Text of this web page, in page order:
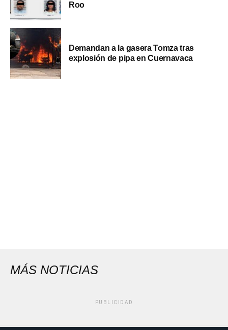
Roo
Demandan a la gasera Tomza tras
explosión de pipa en Cuernavaca
MÁS NOTICIAS
PUBLICIDAD